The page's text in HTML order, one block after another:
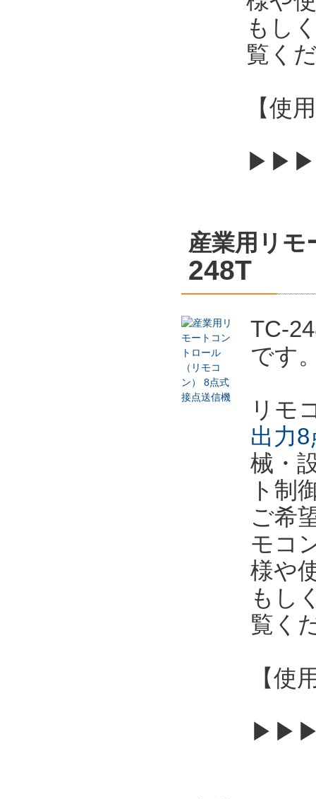
もし
覧く
【使
▶▶▶
産業用リモ
248T
TC-
です
リモ
出力
械・
ト制
ご希
モコ
様や
もし
覧く
【使